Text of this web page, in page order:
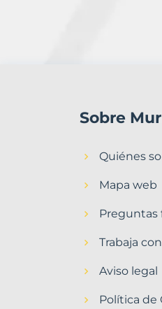
Barcelona
Sobre
Quiénes
Mapa web
Preguntas
Trabaja
Aviso legal
Política de